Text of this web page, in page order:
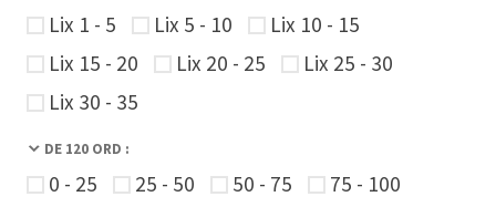
Lix 1 - 5 Lix 5 - 10
Lix 10 - 15
Lix 15 - 20
Lix 20 - 25
Lix 25 - 30
Lix 30 - 35
DE 120 ORD :
0 - 25 25 - 50 50 - 75 75 - 100